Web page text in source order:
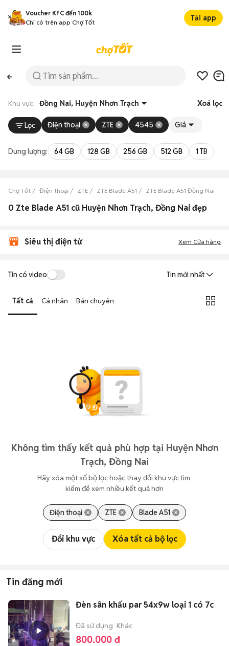
Voucher KFC đến 100k
Chỉ có trên app Chợ Tốt
Tải app
Khu vực: Đồng Nai, Huyện Nhơn Trạch Xoá lọc
Lọc Điện thoại ZTE 4545 Giá
Dung lượng: 64 GB 128 GB 256 GB 512 GB 1 TB
Chợ Tốt Điện thoại ZTE ZTE Blade A51 ZTE Blade A51 Đồng Nai
0 Zte Blade A51 cũ Huyện Nhơn Trạch, Đồng Nai đẹp
Siêu thị điện tử Xem Cửa hàng
Tin có video Tin mới nhất
Tất cả Cá nhân Bán chuyên
Không tìm thấy kết quả phù hợp tại Huyện Nhơn
Trạch, Đồng Nai
Hãy xóa một số bộ lọc hoặc thay đổi khu vực tìm
kiếm để xem nhiều kết quả hơn
Điện thoại ZTE Blade A51
Đổi khu vực Xóa tất cả bộ lọc
Tin đăng mới
Đèn sân khấu par 54x9w loại 1 có 7c
Đã sử dụng Khác
800.000 đ